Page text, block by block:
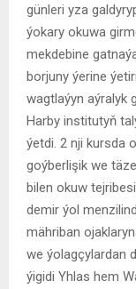
günleri yza
ýokary okuwa
mekdebine
borjuny ýerine
wagtlaýyn aýralyk
Harby institutyň
ýetdi. 2 nji kursda
goýberlişik we
bilen okuw
demir ýol
mähriban
we ýolagçylardan
ýigidi Yhlas hem